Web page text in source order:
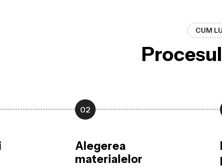
CUM
02
Alegerea
materialelor